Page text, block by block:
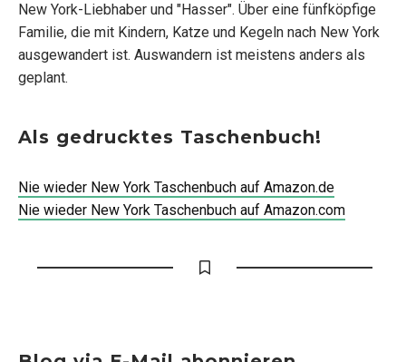
New York-Liebhaber und "Hasser". Über eine fünfköpfige
Familie, die mit Kindern, Katze und Kegeln nach New York
ausgewandert ist. Auswandern ist meistens anders als
geplant.
Als gedrucktes Taschenbuch!
Nie wieder New York Taschenbuch auf Amazon.de
Nie wieder New York Taschenbuch auf Amazon.com